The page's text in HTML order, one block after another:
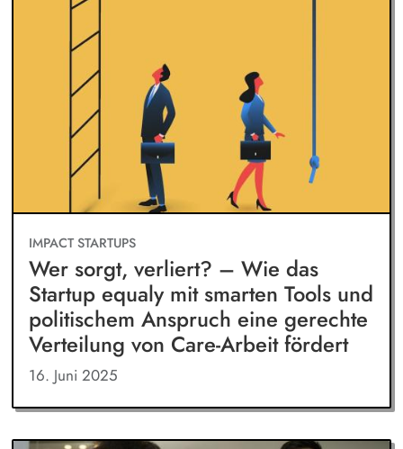
IMPACT STARTUPS
Wer sorgt, verliert? – Wie das
Startup equaly mit smarten Tools und
politischem Anspruch eine gerechte
Verteilung von Care-Arbeit fördert
16. Juni 2025